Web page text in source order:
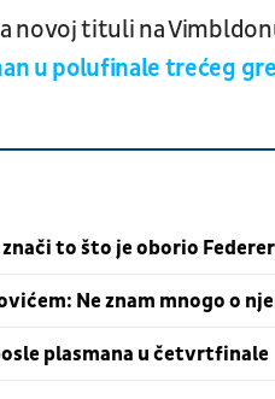
novoj tituli na
u polufinale trećeg
to što je oborio
Ne znam mnogo o
plasmana u četvrtfinale